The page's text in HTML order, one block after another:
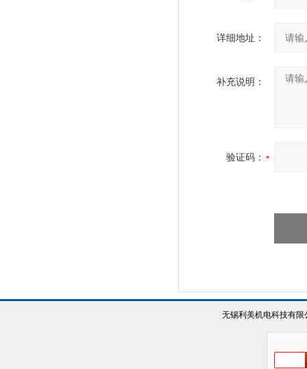
详细地址：
补充说明：
验证码：
无锡利美机电科技有